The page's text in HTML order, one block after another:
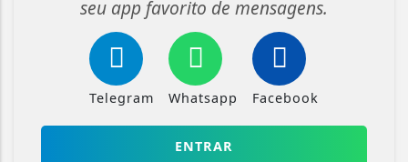
seu app favorito de mensagens.
Telegram Whatsapp Facebook
ENTRAR